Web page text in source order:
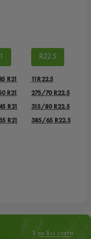
R21
R21
R21
R21
R22.5
11R22.5
275/70 R22.5
315/80 R22.5
385/65 R22.5
px Всі статті